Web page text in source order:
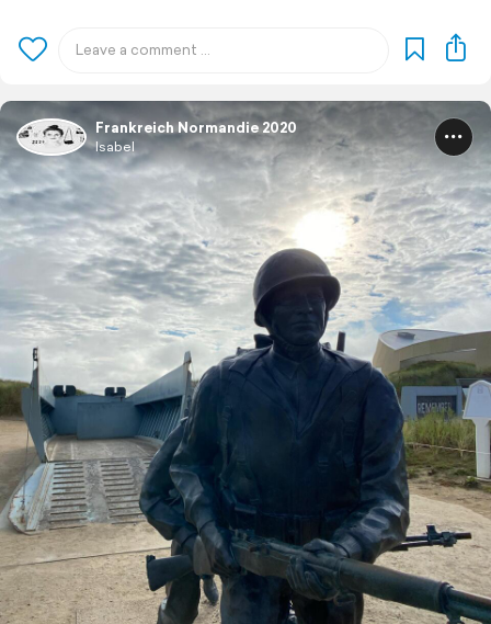
Frankreich Normandie 2020
Isabel